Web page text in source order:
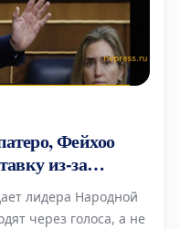
Фейхоо
из-за
пор там
лидера Народной
через голоса, а не